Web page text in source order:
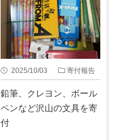
2025/10/03 寄付報告
鉛筆、クレヨン、ボール
ペンなど沢山の文具を寄
付